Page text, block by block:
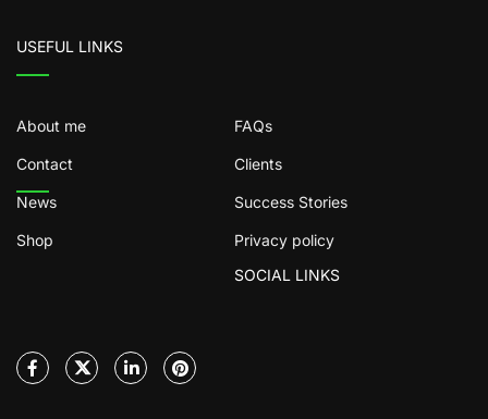
USEFUL LINKS
About me FAQs
Contact Clients
News Success Stories
Shop
Privacy policy
SOCIAL LINKS